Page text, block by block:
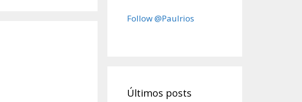
Follow @Paulrios
Últimos posts